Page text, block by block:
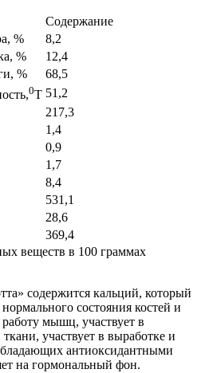
Содержание
%
8,2
%
12,4
%
68,5
0Т 51,2
217,3
1,4
0,9
1,7
8,4
531,1
28,6
369,4
веществ в 100 граммах
содержится кальций, который
состояния костей и
мышц, участвует в
участвует в выработке и
антиоксидантными
на гормональный фон.